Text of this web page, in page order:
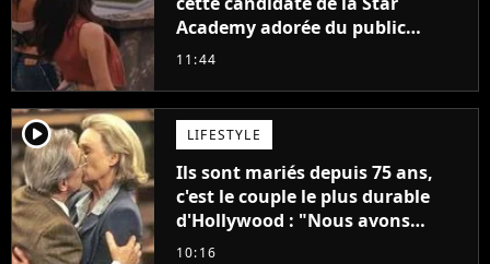
Academy adorée du public
annonce son premier album,
11:44
player2 LIFESTYLE
Ils sont mariés depuis 75 ans,
c'est le couple le plus durable
d'Hollywood : "Nous avons
avancé jour après jour, et les
10:16